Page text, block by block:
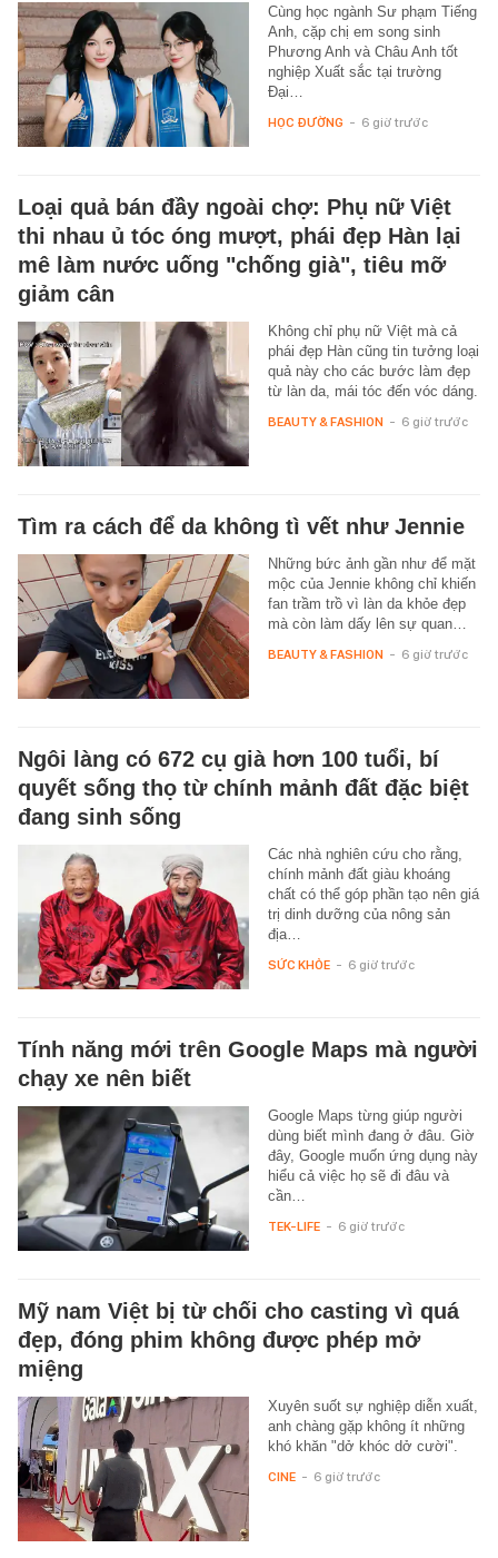
Cùng học ngành Sư phạm Tiếng
Anh, cặp chị em song sinh
Phương Anh và Châu Anh tốt
nghiệp Xuất sắc tại trường
Đại…
HỌC ĐƯỜNG - 6 giờ trước
Loại quả bán đầy ngoài chợ: Phụ nữ Việt
thi nhau ủ tóc óng mượt, phái đẹp Hàn lại
mê làm nước uống "chống già", tiêu mỡ
giảm cân
Không chỉ phụ nữ Việt mà cả
phái đẹp Hàn cũng tin tưởng loại
quả này cho các bước làm đẹp
từ làn da, mái tóc đến vóc dáng.
BEAUTY & FASHION - 6 giờ trước
Tìm ra cách để da không tì vết như Jennie
Những bức ảnh gần như để mặt
mộc của Jennie không chỉ khiến
fan trầm trồ vì làn da khỏe đẹp
mà còn làm dấy lên sự quan…
BEAUTY & FASHION - 6 giờ trước
Ngôi làng có 672 cụ già hơn 100 tuổi, bí
quyết sống thọ từ chính mảnh đất đặc biệt
đang sinh sống
Các nhà nghiên cứu cho rằng,
chính mảnh đất giàu khoáng
chất có thể góp phần tạo nên giá
trị dinh dưỡng của nông sản
địa…
SỨC KHỎE - 6 giờ trước
Tính năng mới trên Google Maps mà người
chạy xe nên biết
Google Maps từng giúp người
dùng biết mình đang ở đâu. Giờ
đây, Google muốn ứng dụng này
hiểu cả việc họ sẽ đi đâu và
cần…
TEK-LIFE - 6 giờ trước
Mỹ nam Việt bị từ chối cho casting vì quá
đẹp, đóng phim không được phép mở
miệng
Xuyên suốt sự nghiệp diễn xuất,
anh chàng gặp không ít những
khó khăn "dở khóc dở cười".
CINE - 6 giờ trước